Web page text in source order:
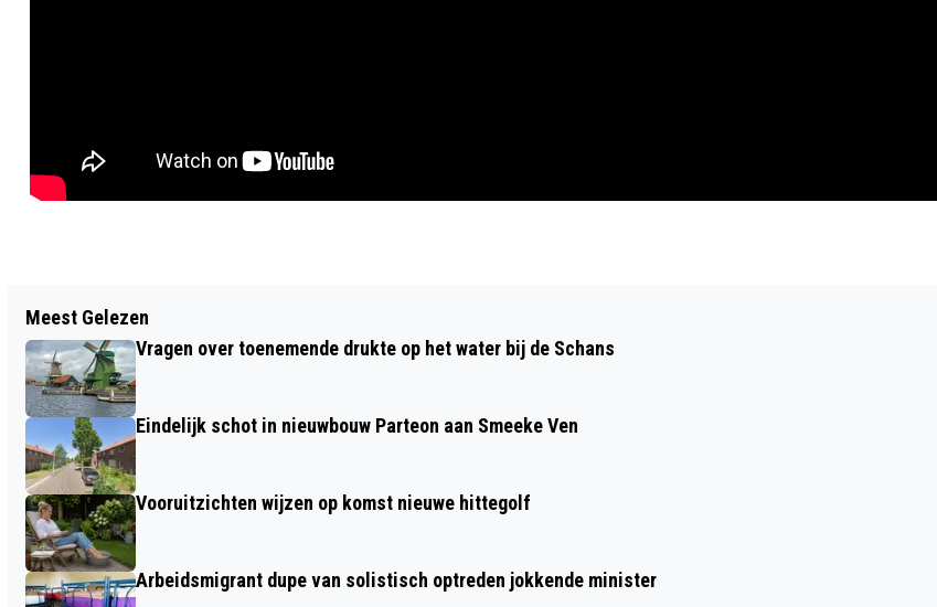
SOCIALE HUREN GEMIDDELD 5,1
PROCENT OMHOOG PER 1 JULI
CAMPERPLAATS; AANLEG VERTRAAGD
Meest Gelezen
Vragen over toenemende drukte op het water bij de Schans
Eindelijk schot in nieuwbouw Parteon aan Smeeke Ven
Vooruitzichten wijzen op komst nieuwe hittegolf
Arbeidsmigrant dupe van solistisch optreden jokkende minister